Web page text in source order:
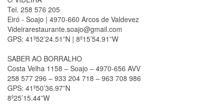
Tel. 258 576 205
Eiró - Soajo | 4970-660 Arcos de Valdevez
Videirarestaurante.soajo@gmail.com
GPS: 41º52’24.51”N | 8º15’54.91”W
SABER AO BORRALHO
Costa Velha 1158 – Soajo – 4970-656 AVV
258 577 296 – 933 204 718 – 963 708 986
GPS: 41º50’36.97”N
8º25’15.44”W